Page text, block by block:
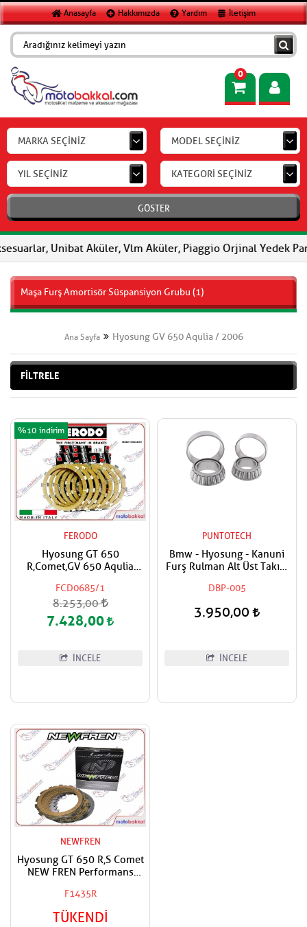
Anasayfa Hakkımızda Yardım İletişim
0
MARKA SEÇİNİZ MODEL SEÇİNİZ
YIL SEÇİNİZ KATEGORİ SEÇİNİZ
GÖSTER
Unibat Aküler, Vlm Aküler, Piaggio Orjinal Yedek
Maşa Furş Amortisör Süspansiyon Grubu (1)
Ana Sayfa Hyosung GV 650 Aqulia / 2006
FİLTRELE
FERODO
Hyosung GT 650
R,Comet,GV 650 Aqulia
Debriyaj Balata Takımı
FCD0685/1
%10
8.253,00
7.428,00
İNCELE
PUNTOTECH
Bmw - Hyosung - Kanuni
Furş Rulman Alt Üst Takım
DBP-005
3.950,00
İNCELE
NEWFREN
Hyosung GT 650 R,S Comet
NEW FREN Performans
F1435R
TÜKENDİ